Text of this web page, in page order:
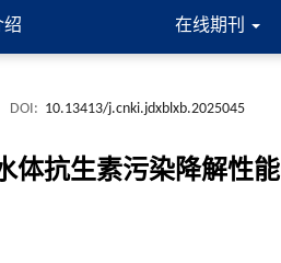
绍 在线期刊
DOI: 10.13413/j.cnki.jdxblxb.2025045
体抗生素污染降解性能